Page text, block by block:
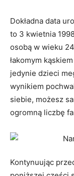
Dokładna data
to 3 kwietnia
osobą w wieku
łakomym
jedynie dzieci
wynikiem
siebie, możesz
ogromną liczbę
Kontynuując